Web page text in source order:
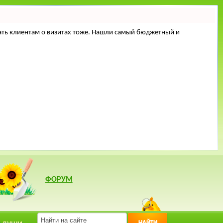
клиентам о визитах тоже. Нашли самый бюджетный и
ФОРУМ